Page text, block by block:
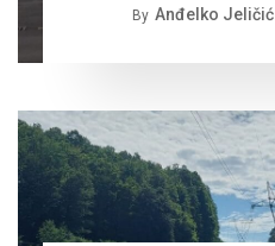
By Anđelko Jeličić